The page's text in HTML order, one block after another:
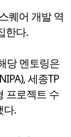
퀘어 개발 역
한다.
당 멘토링은
세종TP
프로젝트 수
다.